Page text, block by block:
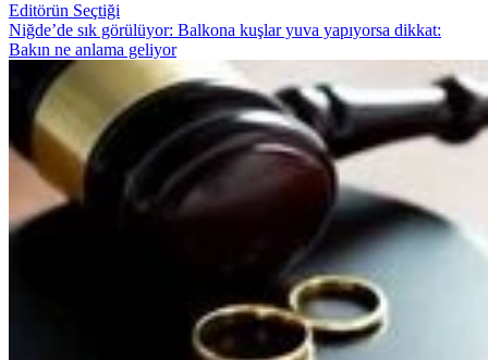
Editörün Seçtiği
Niğde’de sık görülüyor: Balkona kuşlar yuva yapıyorsa dikkat:
Bakın ne anlama geliyor